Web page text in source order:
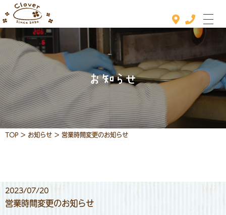
ホーム
おすすめメニュー
メニュー
お知らせ
TOP > お知らせ > 営業時間変更のお知らせ
2023/07/20
営業時間変更のお知らせ